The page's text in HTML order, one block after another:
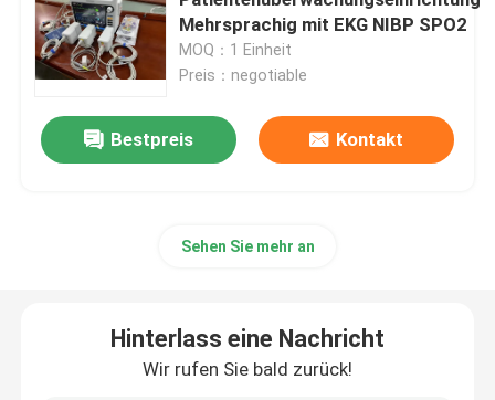
Tragbarer Patientenmonitor
Multiparameter-Patientenmonitor
Herzmonitor auf der Intensivstation
Mehrsprachig mit EKG NIBP SPO2
MOQ：1 Einheit
Preis：negotiable
Bestpreis Kontakt
Sehen Sie mehr an
Hinterlass eine Nachricht
Wir rufen Sie bald zurück!